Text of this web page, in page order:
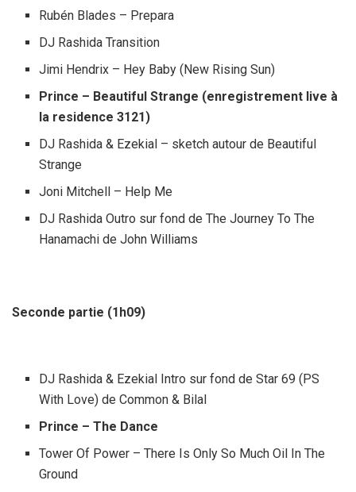
Rubén Blades – Prepara
DJ Rashida Transition
Jimi Hendrix – Hey Baby (New Rising Sun)
Prince – Beautiful Strange (enregistrement live à
la residence 3121)
DJ Rashida & Ezekial – sketch autour de Beautiful
Strange
Joni Mitchell – Help Me
DJ Rashida Outro sur fond de The Journey To The
Hanamachi de John Williams
Seconde partie (1h09)
DJ Rashida & Ezekial Intro sur fond de Star 69 (PS
With Love) de Common & Bilal
Prince – The Dance
Tower Of Power – There Is Only So Much Oil In The
Ground